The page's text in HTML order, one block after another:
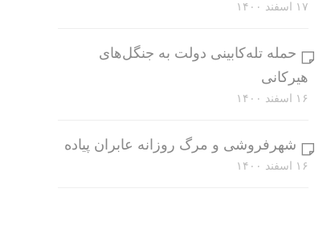
۱۷ اسفند ۱۴۰۰
حمله تله‌کابینی دولت به جنگل‌های
هیرکانی
۱۶ اسفند ۱۴۰۰
شهرفروشی و مرگ روزانه عابران پیاده
۱۶ اسفند ۱۴۰۰